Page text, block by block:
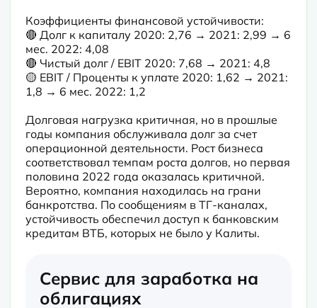
Коэффициенты финансовой устойчивости:
🔴 Долг к капиталу 2020: 2,76 → 2021: 2,99 → 6
мес. 2022: 4,08
🔴 Чистый долг / EBIT 2020: 7,68 → 2021: 4,8
🟡 EBIT / Проценты к уплате 2020: 1,62 → 2021:
1,8 → 6 мес. 2022: 1,2
Долговая нагрузка критичная, но в прошлые
годы компания обслуживала долг за счет
операционной деятельности. Рост бизнеса
соответствовал темпам роста долгов, но первая
половина 2022 года оказалась критичной.
Вероятно, компания находилась на грани
банкротства. По сообщениям в ТГ-каналах,
устойчивость обеспечил доступ к банковским
кредитам ВТБ, которых не было у Калиты.
Сервис для заработка на
облигациях